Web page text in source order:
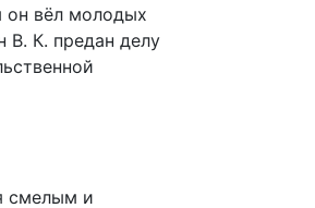
он вёл молодых
В. К. предан делу
смелым и